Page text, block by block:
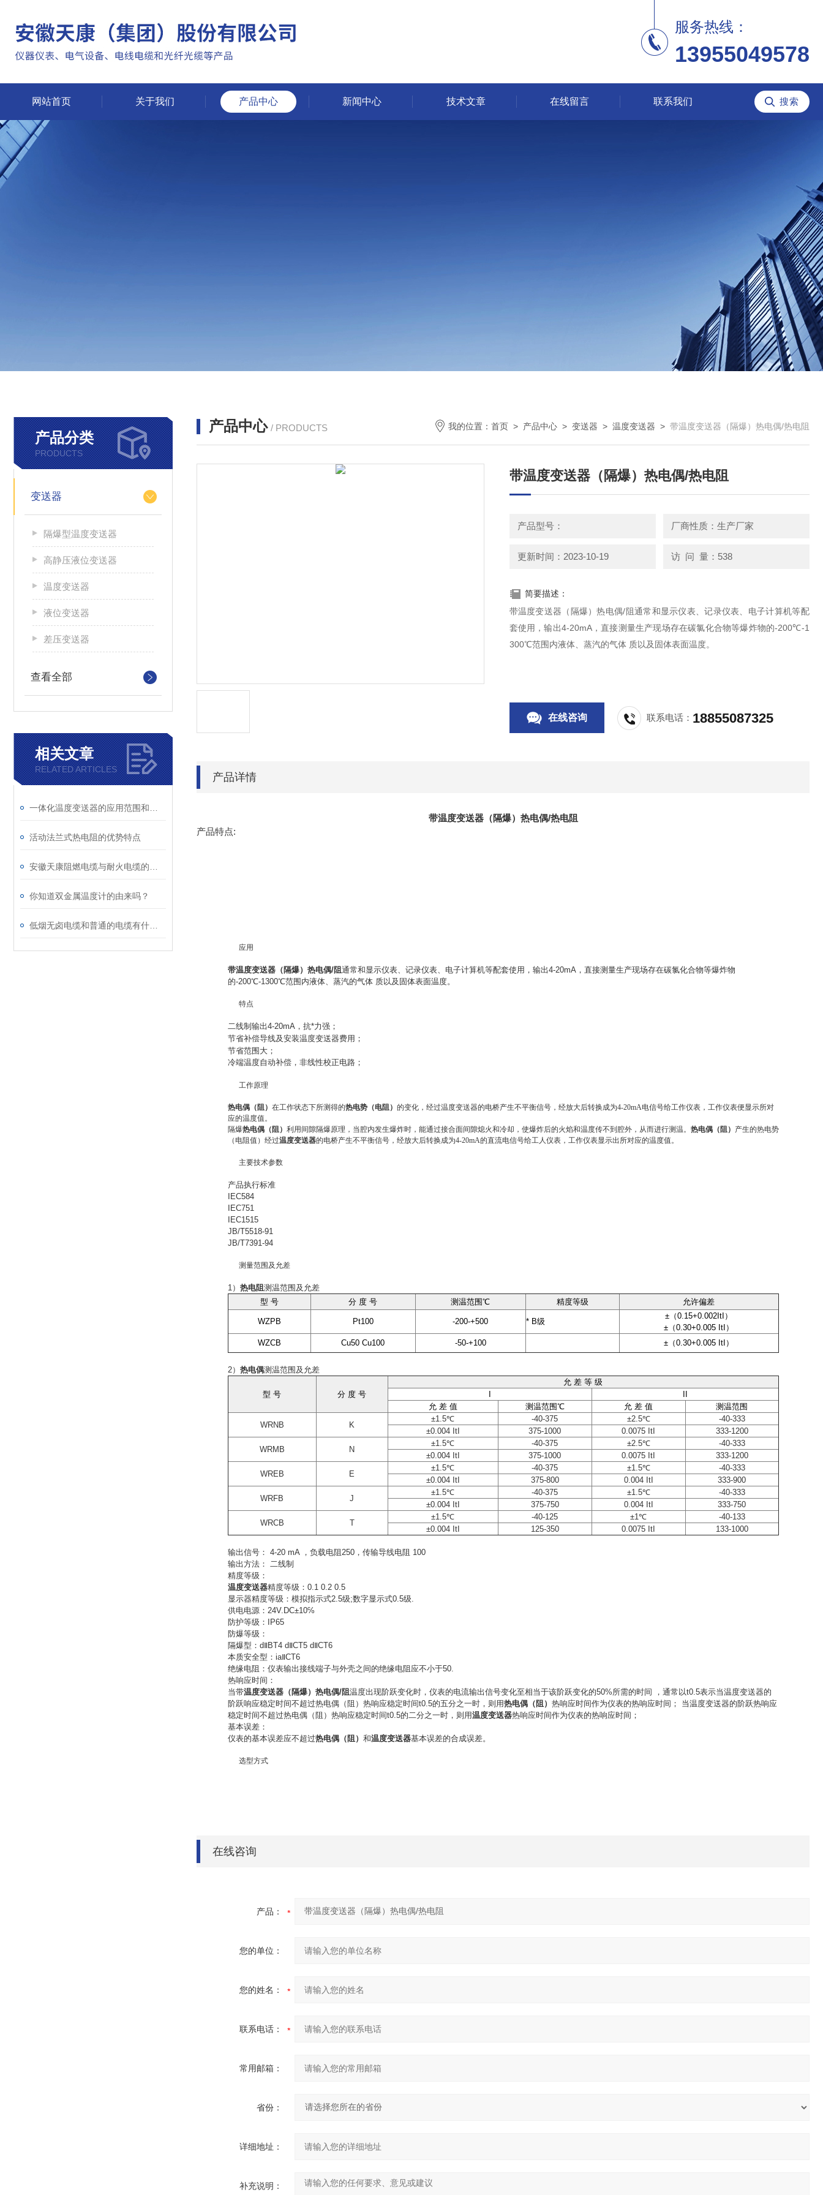
服务热线：
13955049578
网站首页 关于我们 产品中心 新闻中心 技术文章 在线留言 联系我们
产品分类
PRODUCTS
变送器
隔爆型温度变送器
高静压液位变送器
温度变送器
液位变送器
差压变送器
查看全部
相关文章
RELATED ARTICLES
活动法兰式热电阻的优势特点
你知道双金属温度计的由来吗？
产品中心 / PRODUCTS 我的位置： 首页 > 产品中心 > 变送器 > 温度变送器 > 带温度变送器（隔爆）热电偶/热电阻
带温度变送器（隔爆）热电偶/热电阻
产品型号： 厂商性质：生产厂家
更新时间：2023-10-19 访 问 量：538
简要描述：
带温度变送器（隔爆）热电偶/阻通常和显示仪表、记录仪表、电子计算机等配
套使用，输出4-20mA，直接测量生产现场存在碳氯化合物等爆炸物的-200℃-1
300℃范围内液体、蒸汽的气体 质以及固体表面温度。
在线咨询 联系电话： 18855087325
产品详情
带温度变送器（隔爆）热电偶/热电阻
产品特点:
应用
带温度变送器（隔爆）热电偶/阻通常和显示仪表、记录仪表、电子计算机等配套使用，输出4-20mA，直接测量生产现场存在碳氯化合物等爆炸物
的-200℃-1300℃范围内液体、蒸汽的气体 质以及固体表面温度。
特点
二线制输出4-20mA，抗*力强；
节省补偿导线及安装温度变送器费用；
节省范围大；
冷端温度自动补偿，非线性校正电路；
工作原理
热电偶（阻） 在工作状态下所测得的热电势（电阻） 的变化，经过温度变送器的电桥产生不平衡信号，经放大后转换成为4-20mA电信号给工作仪表，工作仪表便显示所对
应的温度值。
隔爆热电偶（阻） 利用间隙隔爆原理，当腔内发生爆炸时，能通过接合面间隙熄火和冷却，使爆炸后的火焰和温度传不到腔外，从而进行测温。 热电偶（阻） 产生的热电势
（电阻值）经过温度变送器的电桥产生不平衡信号，经放大后转换成为4-20mA的直流电信号给工人仪表，工作仪表显示出所对应的温度值。
主要技术参数
产品执行标准
IEC584
IEC751
IEC1515
JB/T5518-91
JB/T7391-94
测量范围及允差
1） 热电阻测温范围及允差
型 号
分 度 号 测 温范围℃ 精度等级 允许偏差
WZPB Pt100 -200-+500 * B级
±（0.15+0.002ItI）
±（0.30+0.005 ItI）
WZCB
Cu50 Cu100 -50-+100 ±（0.30+0.005 ItI）
2） 热电偶测温范围及允差
型 号 分 度 号
允 差 等 级
允 差 值
测温范围℃ 允 差 值
测温范围
WRNB
K
±1.5℃ -40-375 ±2.5℃
-40-333
±0.004 ItI
375-1000 0.0075 ItI
333-1200
WRMB
N
±1.5℃ -40-375 ±2.5℃
-40-333
±0.004 ItI
375-1000 0.0075 ItI
333-1200
WREB
E
±1.5℃ -40-375 ±1.5℃
-40-333
±0.004 ItI
375-800 0.004 ItI
333-900
WRFB
J
±1.5℃ -40-375 ±1.5℃
-40-333
±0.004 ItI
375-750 0.004 ItI
333-750
WRCB
T
±1.5℃ -40-125 ±1℃
-40-133
±0.004 ItI
125-350 0.0075 ItI 133-1000
输出信号： 4-20 mA ，负载电阻250，传输导线电阻 100
输出方法： 二线制
精度等级：
温度变送器精度等级：0.1 0.2 0.5
显示器精度等级：模拟指示式2.5级;数字显示式0.5级.
供电电源：24V.DC±10℅
防护等级：IP65
防爆等级：
隔爆型：dⅡBT4 dⅡCT5 dⅡCT6
本质安全型：iaⅡCT6
绝缘电阻： 仪表输出接线端子与外壳之间的绝缘电阻应不小于50.
热响应时间：
当带温度变送器（隔爆）热电偶/阻温度出现阶跃变化时，仪表的电流输出信号变化至相当于该阶跃变化的50%所需的时间 ，通常以t0.5表示当温度变送器的
阶跃响应稳定时间不超过热电偶（阻）热响应稳定时间t0.5的五分之一时，则用热电偶（阻） 热响应时间作为仪表的热响应时间； 当温度变送器的阶跃热响应
稳定时间不超过热电偶（阻）热响应稳定时间t0.5的二分之一时，则用温度变送器热响应时间作为仪表的热响应时间；
基本误差：
仪表的基本误差应不超过热电偶（阻） 和温度变送器基本误差的合成误差。
选型方式
在线咨询
产品：
您的单位：
您的姓名：
联系电话：
常用邮箱：
省份：
详细地址：
补充说明：